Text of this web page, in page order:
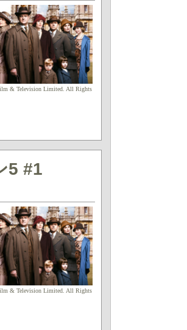
& Television Limited. All Rights
5 #1
& Television Limited. All Rights